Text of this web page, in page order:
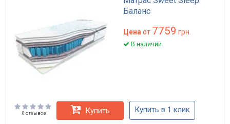
Баланс
Цена от 7759 грн.
В наличии
0 отзывов Купить Купить в 1 клик